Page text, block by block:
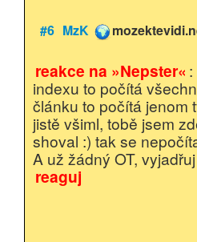
#6 MzK
reakce na »Nepster«
indexu to počítá
článku to počítá jenom
jistě všiml, tobě jsem
shoval :) tak se
A už žádný OT,
reaguj